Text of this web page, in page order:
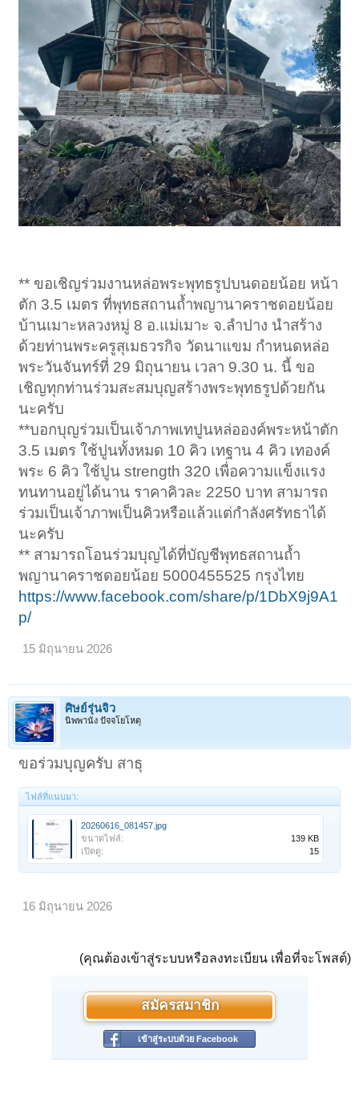
** ขอเชิญร่วมงานหล่อพระพุทธรูปบนดอยน้อย หน้า
ตัก 3.5 เมตร ที่พุทธสถานถ้ำพญานาคราชดอยน้อย
บ้านเมาะหลวงหมู่ 8 อ.แม่เมาะ จ.ลำปาง นำสร้าง
ด้วยท่านพระครูสุเมธวรกิจ วัดนาแขม กำหนดหล่อ
พระวันจันทร์ที่ 29 มิถุนายน เวลา 9.30 น. นี้ ขอ
เชิญทุกท่านร่วมสะสมบุญสร้างพระพุทธรูปด้วยกัน
นะครับ
**บอกบุญร่วมเป็นเจ้าภาพเทปูนหล่อองค์พระหน้าตัก
3.5 เมตร ใช้ปูนทั้งหมด 10 คิว เทฐาน 4 คิว เทองค์
พระ 6 คิว ใช้ปูน strength 320 เพื่อความแข็งแรง
ทนทานอยู่ได้นาน ราคาคิวละ 2250 บาท สามารถ
ร่วมเป็นเจ้าภาพเป็นคิวหรือแล้วแต่กำลังศรัทธาได้
นะครับ
** สามารถโอนร่วมบุญได้ที่บัญชีพุทธสถานถ้ำ
พญานาคราชดอยน้อย 5000455525 กรุงไทย
https://www.facebook.com/share/p/1DbX9j9A1
p/
15 มิถุนายน 2026
ศิษย์รุ่นจิ๋ว
นิพพานัง ปัจจโยโหตุ
ขอร่วมบุญครับ สาธุ
ไฟล์ที่แนบมา:
20260616_081457.jpg
ขนาดไฟล์:
139 KB
เปิดดู:
15
16 มิถุนายน 2026
(คุณต้องเข้าสู่ระบบหรือลงทะเบียน เพื่อที่จะโพสต์)
สมัครสมาชิก
เข้าสู่ระบบด้วย Facebook